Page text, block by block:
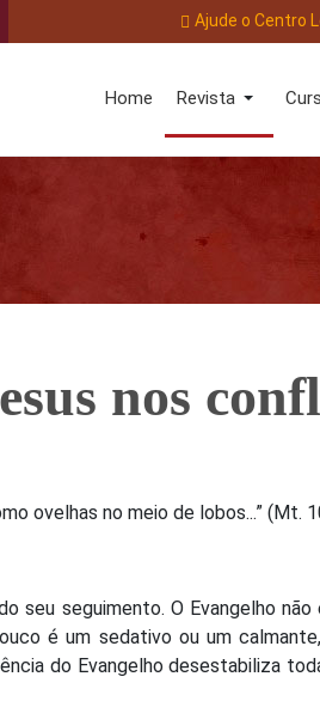
Ajude o Centro
Home Revista
nos
ovelhas no meio de lobos...” (Mt.
seu seguimento. O Evangelho não
é um sedativo ou um
do Evangelho desestabiliza